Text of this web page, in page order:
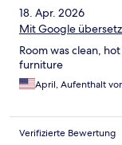
18. Apr. 2026
Mit Google
Room was clean,
furniture
April, Aufenthalt
Verifizierte Bewertung